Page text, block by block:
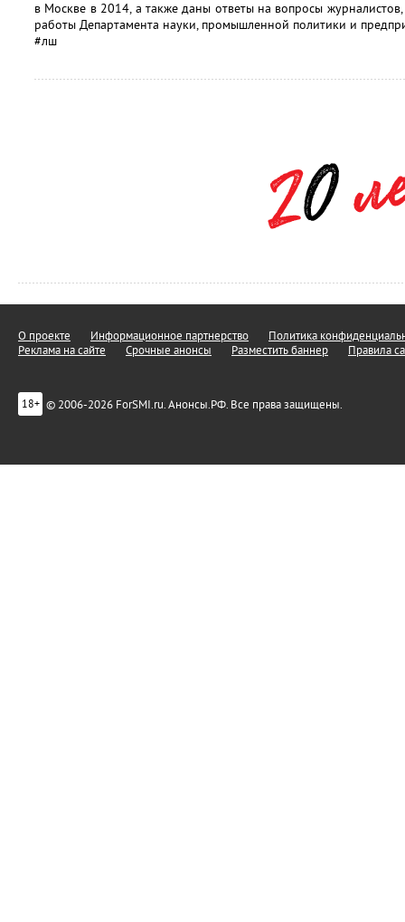
в Москве в 2014, а также даны ответы на вопросы
работы Департамента науки, промышленной политики и
#лш
О проекте Информационное партнерство
Политика
Реклама на сайте
Срочные анонсы Разместить баннер Правила
18+ © 2006-2026 ForSMI.ru. Анонсы.РФ. Все права защищены.